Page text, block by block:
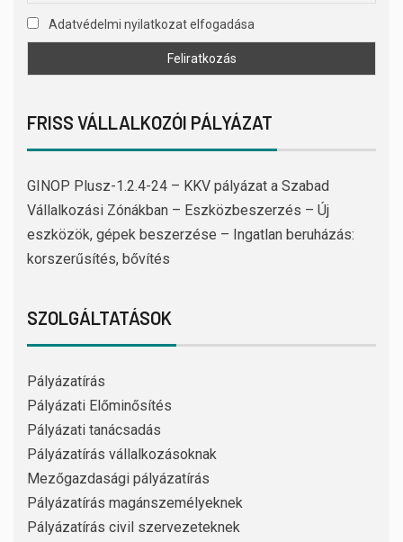
Adatvédelmi nyilatkozat elfogadása
FRISS VÁLLALKOZÓI PÁLYÁZAT
GINOP Plusz-1.2.4-24 – KKV pályázat a Szabad
Vállalkozási Zónákban – Eszközbeszerzés – Új
eszközök, gépek beszerzése – Ingatlan beruházás:
korszerűsítés, bővítés
SZOLGÁLTATÁSOK
Pályázatírás
Pályázati Előminősítés
Pályázati tanácsadás
Pályázatírás vállalkozásoknak
Mezőgazdasági pályázatírás
Pályázatírás magánszemélyeknek
Pályázatírás civil szervezeteknek